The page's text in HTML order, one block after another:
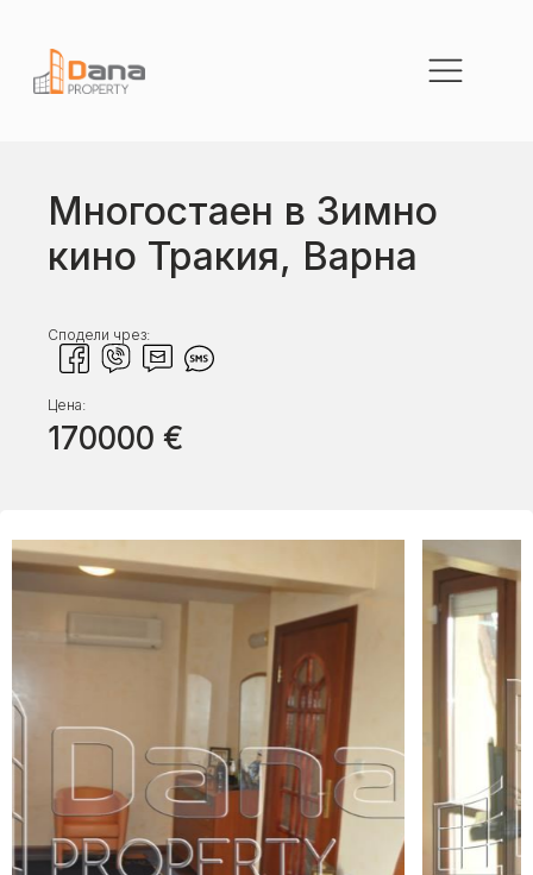
Многостаен в Зимно
кино Тракия, Варна
Сподели чрез:
Цена:
170000 €